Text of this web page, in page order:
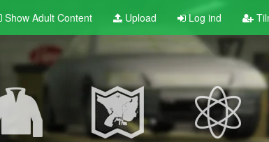
Show Adult Content Upload Log ind